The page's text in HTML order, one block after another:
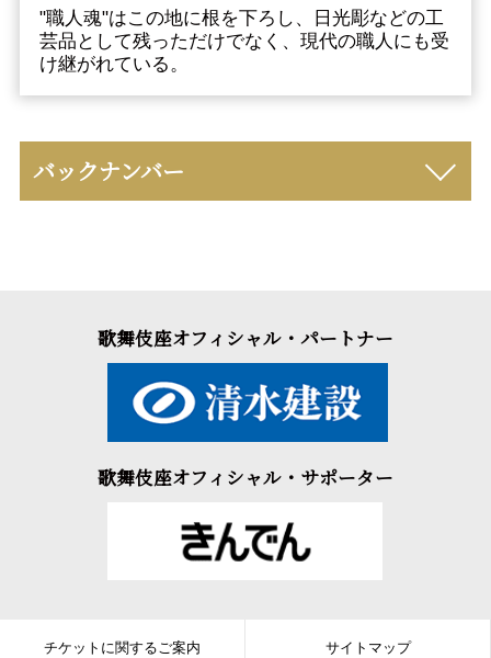
"職人魂"はこの地に根を下ろし、日光彫などの工
芸品として残っただけでなく、現代の職人にも受
け継がれている。
バックナンバー
歌舞伎座オフィシャル・パートナー
歌舞伎座オフィシャル・サポーター
チケットに関するご案内 サイトマップ